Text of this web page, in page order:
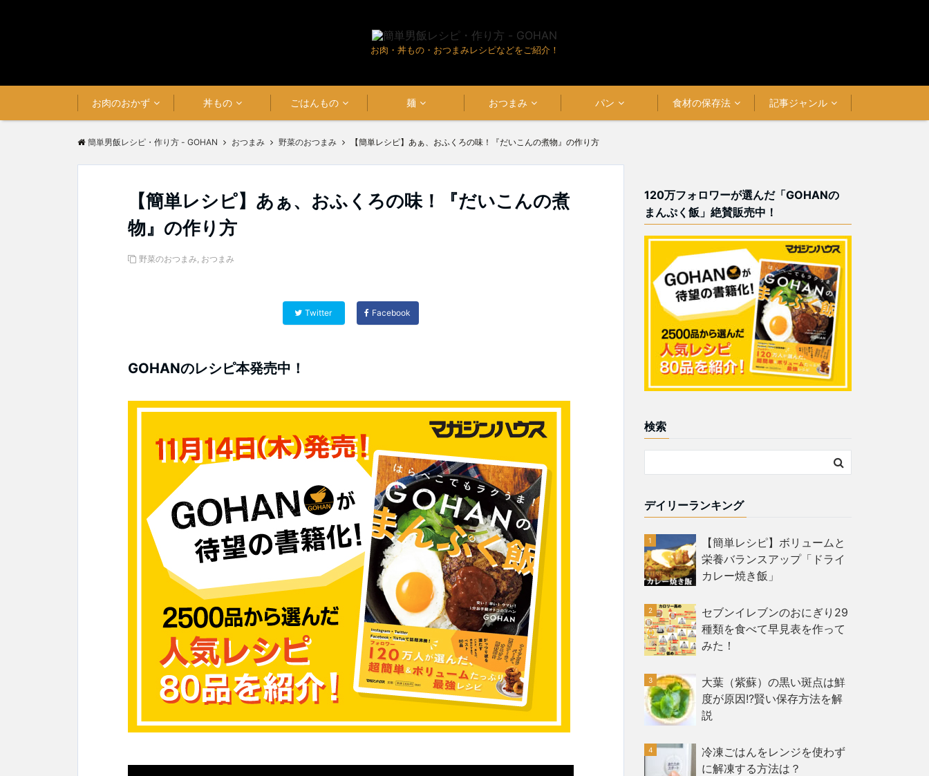
お肉・丼もの・おつまみレシピなどをご紹介！
お肉のおかず 丼もの ごはんもの 麺 おつまみ パン 食材の保存法 記事ジャンル
簡単男飯レシピ・作り方 - GOHAN おつまみ 野菜のおつまみ 【簡単レシピ】あぁ、おふくろの味！『だいこんの煮物』の作り方
【簡単レシピ】あぁ、おふくろの味！『だいこんの煮
物』の作り方
野菜のおつまみ, おつまみ
Twitter Facebook
GOHANのレシピ本発売中！
120万フォロワーが選んだ「GOHANの
まんぷく飯」絶賛販売中！
検索
デイリーランキング
【簡単レシピ】ボリュームと
栄養バランスアップ「ドライ
カレー焼き飯」
セブンイレブンのおにぎり29
種類を食べて早見表を作って
みた！
大葉（紫蘇）の黒い斑点は鮮
度が原因!?賢い保存方法を解
説
冷凍ごはんをレンジを使わず
に解凍する方法は？